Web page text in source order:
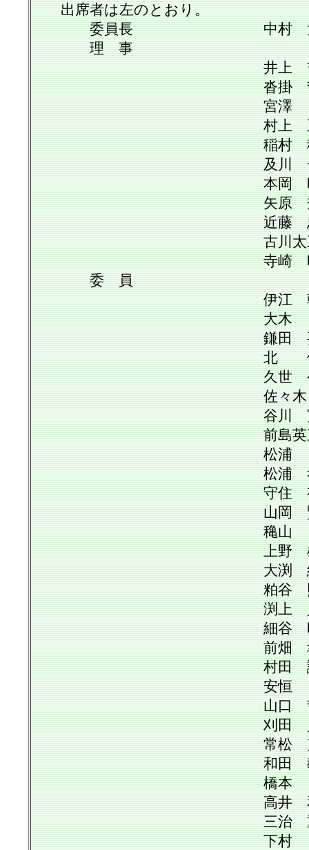
出席者は左のとおり。
委員長 中村 太
理 事
井上 吉夫
沓掛 哲男
宮澤 弘
村上 正邦
稲村 稔夫
及川 一夫
本岡 昭次
矢原 秀男
近藤 忠孝
古川太三郎
寺崎 昭久
委 員
伊江 朝雄
大木 浩
鎌田 要人
北 修二
久世 公堯
佐々木 満
谷川 寛三
前島英三郎
松浦 功
松浦 孝治
守住 有信
山岡 賢次
穐山 篤
上野 雄文
大渕 絹子
粕谷 照美
渕上 貞雄
細谷 昭雄
前畑 幸子
村田 誠醇
安恒 良一
山口 哲夫
刈田 貞子
常松 克安
和田 教美
橋本 敦
高井 和伸
三治 重信
下村 泰